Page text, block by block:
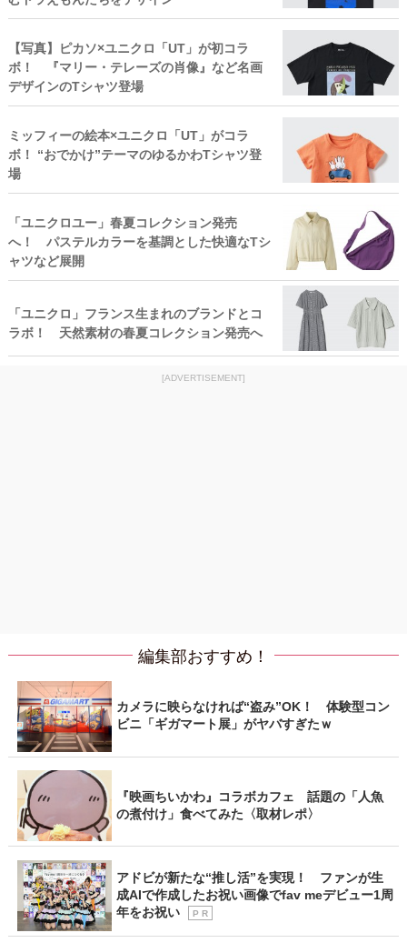
【写真】ピカソ×ユニクロ「UT」が初コラ
ボ！ 『マリー・テレーズの肖像』など名画
デザインのTシャツ登場
ミッフィーの絵本×ユニクロ「UT」がコラ
ボ！ “おでかけ”テーマのゆるかわTシャツ登
場
「ユニクロユー」春夏コレクション発売
へ！ パステルカラーを基調とした快適なTシ
ャツなど展開
「ユニクロ」フランス生まれのブランドとコ
ラボ！ 天然素材の春夏コレクション発売へ
[ADVERTISEMENT]
編集部おすすめ！
カメラに映らなければ“盗み”OK！ 体験型コン
ビニ「ギガマート展」がヤバすぎたｗ
『映画ちいかわ』コラボカフェ 話題の「人魚
の煮付け」食べてみた〈取材レポ〉
アドビが新たな“推し活”を実現！ ファンが生
成AIで作成したお祝い画像でfav meデビュー1周
年をお祝い
P R